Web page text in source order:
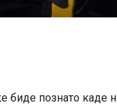
биде познато каде